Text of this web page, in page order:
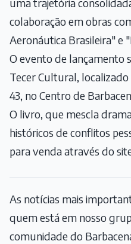
uma trajetória
colaboração em obras
Aeronáutica Brasileira" e
O evento de lançamento
Tecer Cultural,
43, no Centro de
O livro, que mescla
históricos de conflitos
para venda através do
As notícias mais
quem está em nosso
comunidade do